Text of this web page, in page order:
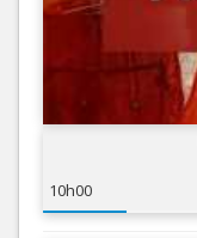
10h00